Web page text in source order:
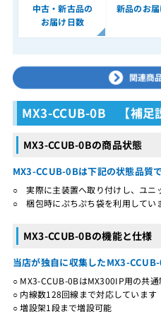
中古・新古品の
お届け日数
新品のお
MX3-CCUB-0B 【補足
MX3-CCUB-0Bの商品状態
MX3-CCUB-0Bは下記の状態品質
○ 実際に主装置へ取り付けし、ユニ
○ 梱包時にぷちぷち袋を利用してい
MX3-CCUB-0Bの機能と仕様
当店が独自に収集したMX3-
○ MX3-CCUB-0BはMX300IP用の共
○ 内線数128回線まで対応しています
○ 増設架1段まで増設可能